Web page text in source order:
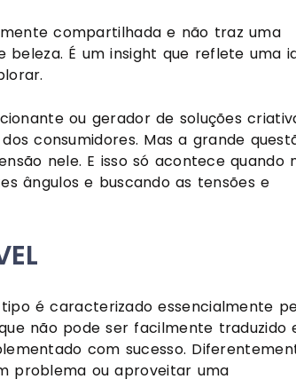
compartilhada e não traz uma
É um insight que reflete uma
ou gerador de soluções
consumidores. Mas a grande
nele. E isso só acontece quando
ângulos e buscando as tensões e
é caracterizado essencialmente
não pode ser facilmente traduzido
com sucesso.
problema ou aproveitar uma